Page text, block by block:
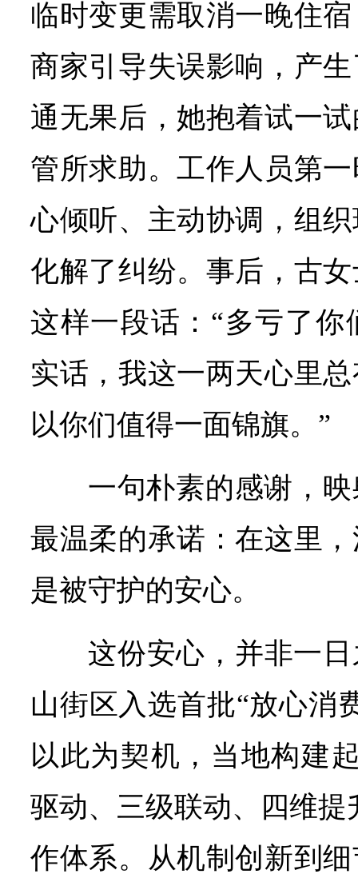
临时变更需取消一晚住
商家引导失误影响，产
通无果后，她抱着试一
管所求助。工作人员第
心倾听、主动协调，组
化解了纠纷。事后，古
这样一段话：“多亏了
实话，我这一两天心里
以你们值得一面锦旗。”
一句朴素的感谢，
最温柔的承诺：在这里
是被守护的安心。
这份安心，并非一
山街区入选首批“放心消
以此为契机，当地构建
驱动、三级联动、四维提
作体系。从机制创新到